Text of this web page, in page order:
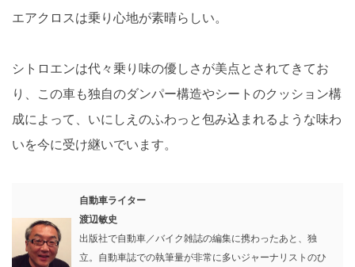
エアクロスは乗り心地が素晴らしい。
シトロエンは代々乗り味の優しさが美点とされてきてお
り、この車も独自のダンパー構造やシートのクッション構
成によって、いにしえのふわっと包み込まれるような味わ
いを今に受け継いでいます。
自動車ライター
渡辺敏史
出版社で自動車／バイク雑誌の編集に携わったあと、独
立。自動車誌での執筆量が非常に多いジャーナリストのひ